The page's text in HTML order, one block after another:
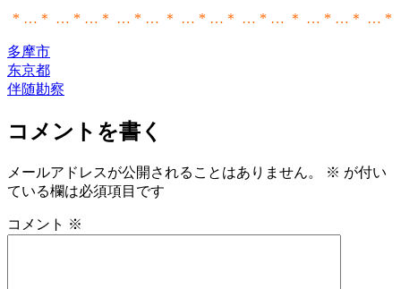
* …＊ … * …＊ … * … ＊ … * …＊ … * … ＊ … * …＊ … *
多摩市
东京都
伴随勘察
コメントを書く
メールアドレスが公開されることはありません。 ※ が付い
ている欄は必須項目です
コメント ※